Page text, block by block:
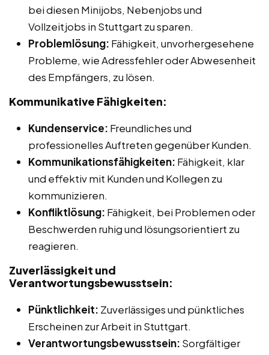
bei diesen Minijobs, Nebenjobs und
Vollzeitjobs in Stuttgart zu sparen.
Problemlösung: Fähigkeit, unvorhergesehene
Probleme, wie Adressfehler oder Abwesenheit
des Empfängers, zu lösen.
Kommunikative Fähigkeiten:
Kundenservice: Freundliches und
professionelles Auftreten gegenüber Kunden.
Kommunikationsfähigkeiten: Fähigkeit, klar
und effektiv mit Kunden und Kollegen zu
kommunizieren.
Konfliktlösung: Fähigkeit, bei Problemen oder
Beschwerden ruhig und lösungsorientiert zu
reagieren.
Zuverlässigkeit und
Verantwortungsbewusstsein:
Pünktlichkeit: Zuverlässiges und pünktliches
Erscheinen zur Arbeit in Stuttgart.
Verantwortungsbewusstsein: Sorgfältiger